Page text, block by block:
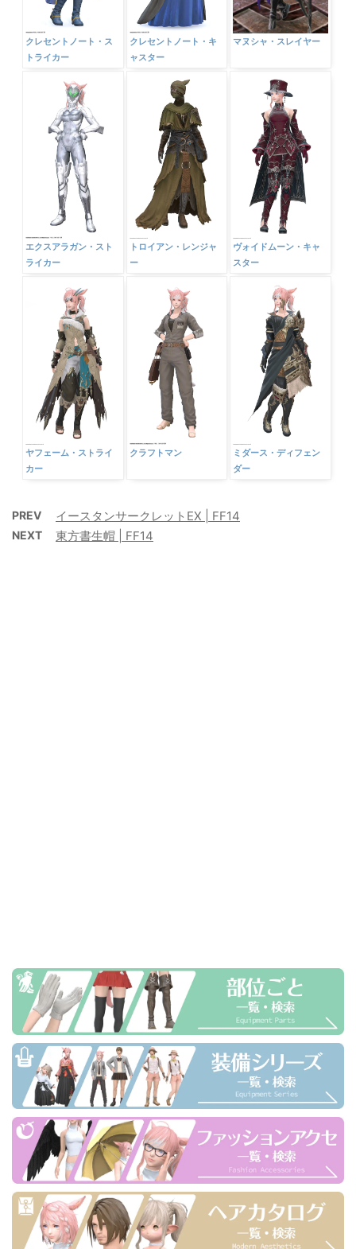
クレセントノート・ス
トライカー
クレセントノート・キ
ャスター
マヌシャ・スレイヤー
エクスアラガン・スト
ライカー
トロイアン・レンジャ
ー
ヴォイドムーン・キャ
スター
ヤフェーム・ストライ
カー
クラフトマン
ミダース・ディフェン
ダー
PREV イースタンサークレットEX | FF14
NEXT 東方書生帽 | FF14